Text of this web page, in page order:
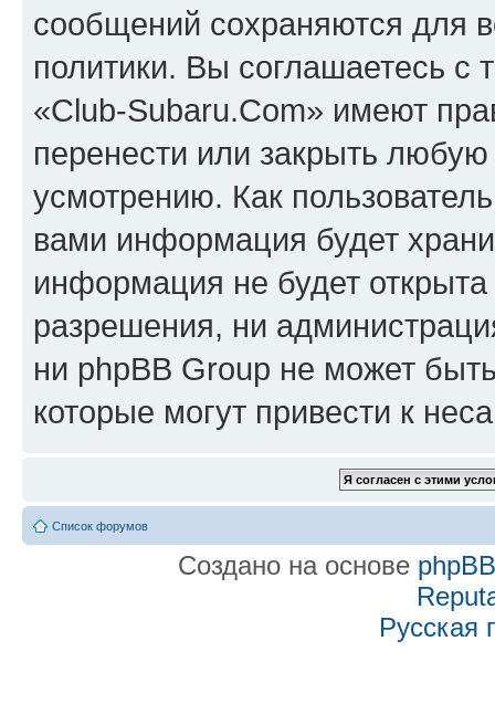
сообщений сохраняются для
политики. Вы соглашаетесь
«Club-Subaru.Com» имеют
перенести или закрыть
усмотрению. Как
вами информация будет
информация не будет
разрешения, ни
ни phpBB Group не может
которые могут привести к
Список форумов
Создано на основе phpBB
Русская